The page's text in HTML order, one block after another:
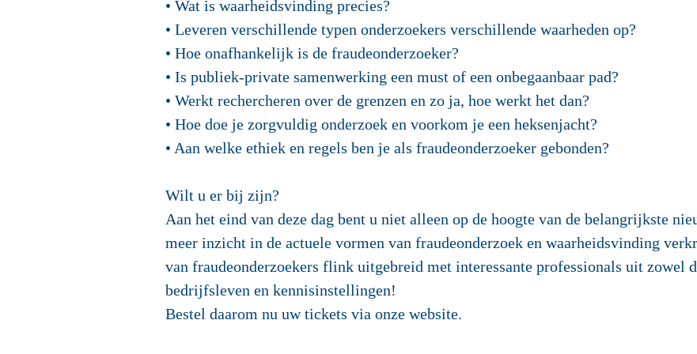
• Wat is waarheidsvinding precies?
• Leveren verschillende typen onderzoekers verschillende waarheden op?
• Hoe onafhankelijk is de fraudeonderzoeker?
• Is publiek-private samenwerking een must of een onbegaanbaar pad?
• Werkt rechercheren over de grenzen en zo ja, hoe werkt het dan?
• Hoe doe je zorgvuldig onderzoek en voorkom je een heksenjacht?
• Aan welke ethiek en regels ben je als fraudeonderzoeker gebonden?
Wilt u er bij zijn?
Aan het eind van deze dag bent u niet alleen op de hoogte van de belangrijkste
meer inzicht in de actuele vormen van fraudeonderzoek en waarheidsvinding
van fraudeonderzoekers flink uitgebreid met interessante professionals uit zowel
bedrijfsleven en kennisinstellingen!
Bestel daarom nu uw tickets via onze website.